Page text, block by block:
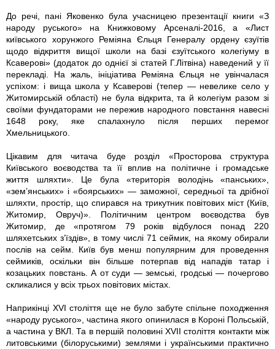
До речі, пані Яковенко була учасницею презентації книги «З
народу руського» на Книжковому Арсеналі-2016, а «Лист
київського хорунжого Реміяна Єльця Генералу ордену єзуїтів
щодо відкриття вищої школи на базі єзуїтського колегіуму в
Ксаверові» (додаток до однієї зі статей Г.Літвіна) наведений у її
перекладі. На жаль, ініціатива Реміяна Єльця не увінчалася
успіхом: і вища школа у Ксаверові (тепер — невелике село у
Житомирській області) не була відкрита, та й колегіум разом зі
своїми фундаторами не пережив народного повстання навесні
1648 року, яке спалахнуло після перших перемог
Хмельницького.
Цікавим для читача буде розділ «Просторова структура
Київського воєводства та її вплив на політичне і громадське
життя шляхти». Це була «територія володінь «панських»,
«зем’янських» і «боярських» — заможної, середньої та дрібної
шляхти, простір, що спирався на трикутник повітових міст (Київ,
Житомир, Овруч)». Політичним центром воєводства був
Житомир, де «протягом 79 років відбулося понад 220
шляхетських з’їздів», в тому числі 71 сеймик, на якому обирали
послів на сейм. Київ був менш популярним для проведення
сеймиків, оскільки він більше потерпав від нападів татар і
козацьких повстань. А от суди — земські, гродські — почергово
скликалися у всіх трьох повітових містах.
Наприкінці XVI століття ще не було забуте спільне походження
«народу руського», частина якого опинилася в Короні Польській,
а частина у ВКЛ. Та в першій половині XVIІ століття контакти між
литовськими (білоруськими) землями і українськими практично